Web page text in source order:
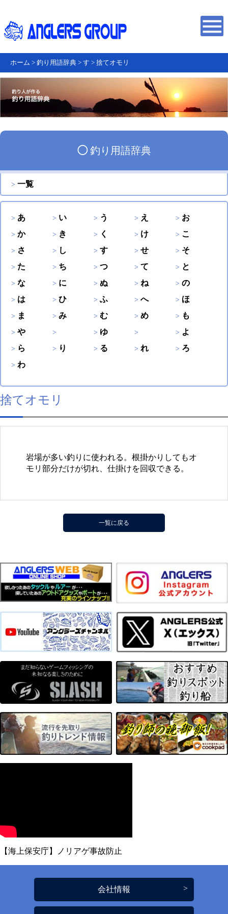
ホーム > 釣り用語辞典 > す > 捨てオモリ
◯釣り用語辞典
一覧
あ い う え
お
か
き く け
こ
さ
し す せ
そ
た
ち つ て
と
な
に ぬ ね
の
は
ひ ふ へ
ほ
ま
み む め
も
や
ゆ
よ
ら
り る れ
ろ
わ
捨てオモリ
岩場が多い釣りに使われる。根掛かりしてもオ
モリ部分だけが切れ、仕掛けを回収できる。
一覧に戻る
【海上保安庁】ノリアゲ事故防止
会社情報